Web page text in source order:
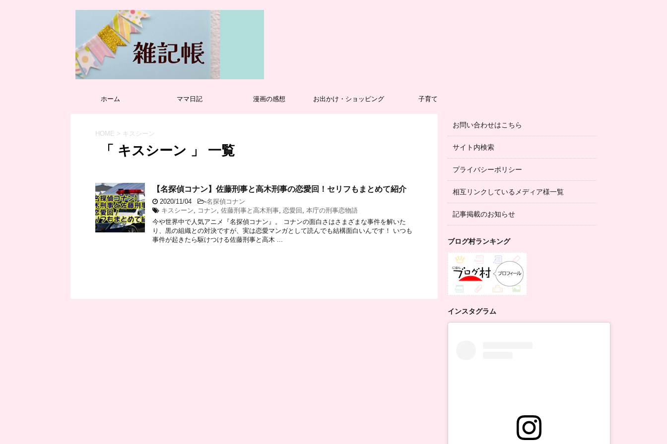
ホーム ママ日記 漫画の感想 お出かけ・ショッピング 子育て
HOME > キスシーン
「 キスシーン 」 一覧
【名探偵コナン】佐藤刑事と高木刑事の恋愛回！セリフもまとめて紹介
2020/11/04 -名探偵コナン
キスシーン
コナン 佐藤刑事と高木刑事 恋愛回 本庁の刑事恋物語
今や世界中で人気アニメ『名探偵コナン』。 コナンの面白さはさまざまな事件を解いた
り、黒の組織との対決ですが、実は恋愛マンガとして読んでも結構面白いんです！ いつも
事件が起きたら駆けつける佐藤刑事と高木 ...
お問い合わせはこちら
サイト内検索
プライバシーポリシー
相互リンクしているメディア様一覧
記事掲載のお知らせ
ブログ村ランキング
インスタグラム